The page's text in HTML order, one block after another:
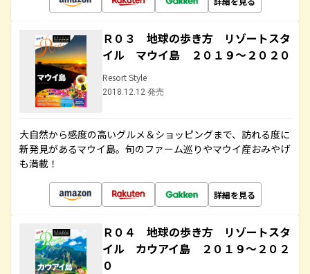
Ｒ０３ 地球の歩き方 リゾートスタ
イル マウイ島 ２０１９～２０２０
Resort Style
2018.12.12 発売
大自然から感度の高いグルメ＆ショッピングまで、訪れる度に
新発見があるマウイ島。旬のファーム巡りやマウイ産おみやげ
も満載！
詳細を見る
Ｒ０４ 地球の歩き方 リゾートスタ
イル カウアイ島 ２０１９～２０２
０